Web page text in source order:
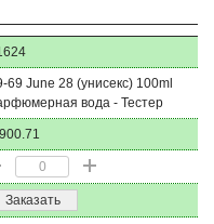
69 June 28 (унисекс) 100ml
вода - Тестер
Заказать